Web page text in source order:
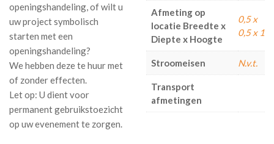
openingshandeling, of wilt u
uw project symbolisch
starten met een
openingshandeling?
We hebben deze te huur met
of zonder effecten.
Afmeting op
locatie Breedte x
Diepte x Hoogte
0,5 x
0,5 x 1
Stroomeisen N.v.t.
Transport
afmetingen